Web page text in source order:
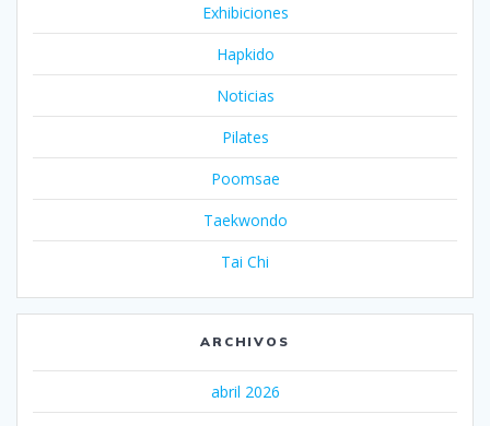
Exhibiciones
Hapkido
Noticias
Pilates
Poomsae
Taekwondo
Tai Chi
ARCHIVOS
abril 2026